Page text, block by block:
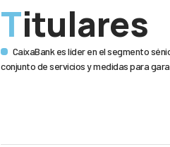
Titulares
CaixaBank es líder en el segmento
conjunto de servicios y medidas para